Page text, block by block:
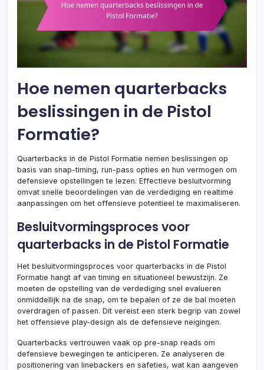
Hoe nemen quarterbacks
beslissingen in de Pistol
Formatie?
Quarterbacks in de Pistol Formatie nemen beslissingen op
basis van snap-timing, run-pass opties en hun vermogen om
defensieve opstellingen te lezen. Effectieve besluitvorming
omvat snelle beoordelingen van de verdediging en realtime
aanpassingen om het offensieve potentieel te maximaliseren.
Besluitvormingsproces voor
quarterbacks in de Pistol Formatie
Het besluitvormingsproces voor quarterbacks in de Pistol
Formatie hangt af van timing en situationeel bewustzijn. Ze
moeten de opstelling van de verdediging snel evalueren
onmiddellijk na de snap, om te bepalen of ze de bal moeten
overdragen of passen. Dit vereist een sterk begrip van zowel
het offensieve play-design als de defensieve neigingen.
Quarterbacks vertrouwen vaak op pre-snap reads om
defensieve bewegingen te anticiperen. Ze analyseren de
positionering van linebackers en safeties, wat kan aangeven